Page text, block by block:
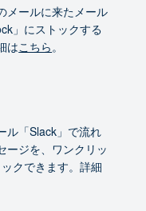
メールに来たメール
」にストックする
はこちら。
ル「Slack」で流れ
ージを、ワンクリッ
クできます。詳細